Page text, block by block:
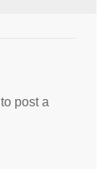
to post a